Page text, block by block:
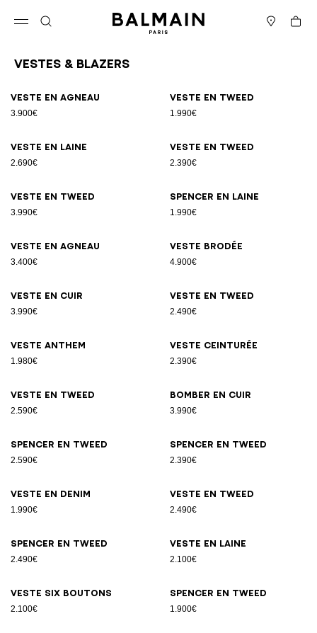
Panier
Vestes & Blazers
Veste en agneau
3.900€
Veste en tweed
1.990€
Veste en laine
2.690€
Veste en tweed
2.390€
Veste en tweed
3.990€
Spencer en laine
1.990€
Veste en agneau
3.400€
Veste brodée
4.900€
Veste en cuir
3.990€
Veste en tweed
2.490€
Veste Anthem
1.980€
Veste ceinturée
2.390€
Veste en tweed
2.590€
Bomber en cuir
3.990€
Spencer en tweed
2.590€
Spencer en tweed
2.390€
Veste en denim
1.990€
Veste en tweed
2.490€
Spencer en tweed
2.490€
Veste en laine
2.100€
Veste six boutons
2.100€
Spencer en tweed
1.900€